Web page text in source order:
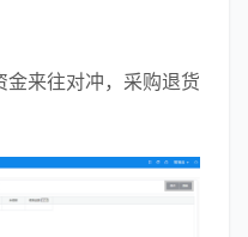
来往对冲，采购退货